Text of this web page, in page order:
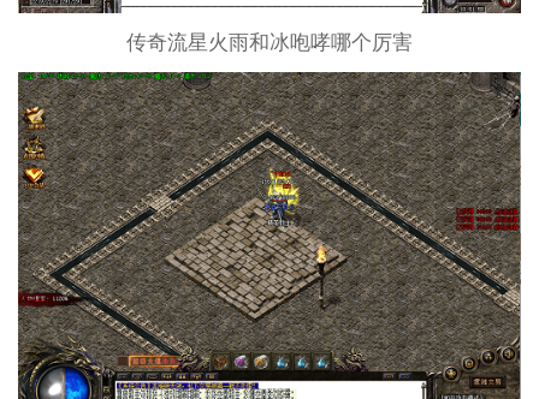
传奇流星火雨和冰咆哮哪个厉害